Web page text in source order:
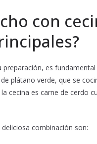
con
es
plátano verde, que se
cecina es carne de cerdo
combinación son: